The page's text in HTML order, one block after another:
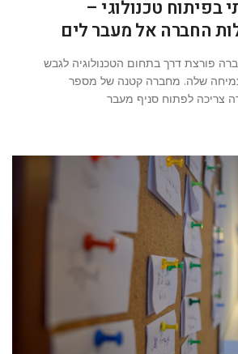
בפיתוח טכנולוגי –
החברה אל מעבר לים
פורצת דרך בתחום הטכנולוגיה לגבש
שלה. מחברה קטנה של מספר
צריכה לפתוח סניף מעבר